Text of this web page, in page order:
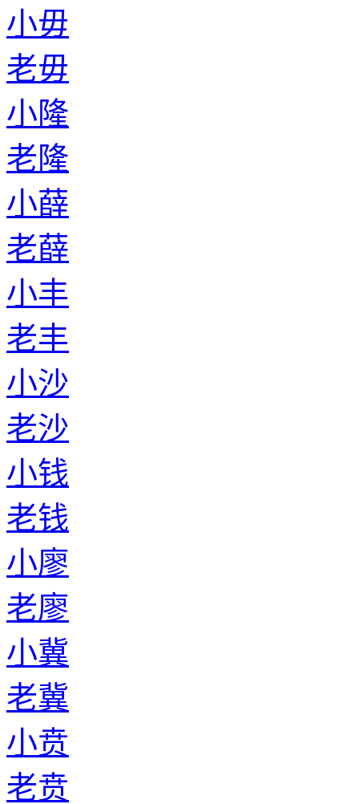
小毋
老毋
小隆
老隆
小薛
老薛
小丰
老丰
小沙
老沙
小钱
老钱
小廖
老廖
小冀
老冀
小贲
老贲